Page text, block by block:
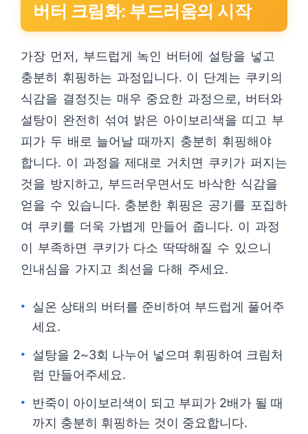
버터 크림화: 부드러움의 시작
가장 먼저, 부드럽게 녹인 버터에 설탕을 넣고
충분히 휘핑하는 과정입니다. 이 단계는 쿠키의
식감을 결정짓는 매우 중요한 과정으로, 버터와
설탕이 완전히 섞여 밝은 아이보리색을 띠고 부
피가 두 배로 늘어날 때까지 충분히 휘핑해야
합니다. 이 과정을 제대로 거치면 쿠키가 퍼지는
것을 방지하고, 부드러우면서도 바삭한 식감을
얻을 수 있습니다. 충분한 휘핑은 공기를 포집하
여 쿠키를 더욱 가볍게 만들어 줍니다. 이 과정
이 부족하면 쿠키가 다소 딱딱해질 수 있으니
인내심을 가지고 최선을 다해 주세요.
실온 상태의 버터를 준비하여 부드럽게 풀어주
세요.
설탕을 2~3회 나누어 넣으며 휘핑하여 크림처
럼 만들어주세요.
반죽이 아이보리색이 되고 부피가 2배가 될 때
까지 충분히 휘핑하는 것이 중요합니다.